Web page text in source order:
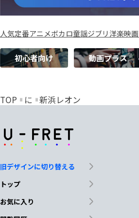
人気定番アニメボカロ童謡ジブリ洋楽映画
初心者向け 動画プラス
TOP に 新浜レオン
旧デザインに切り替える
トップ
お気に入り